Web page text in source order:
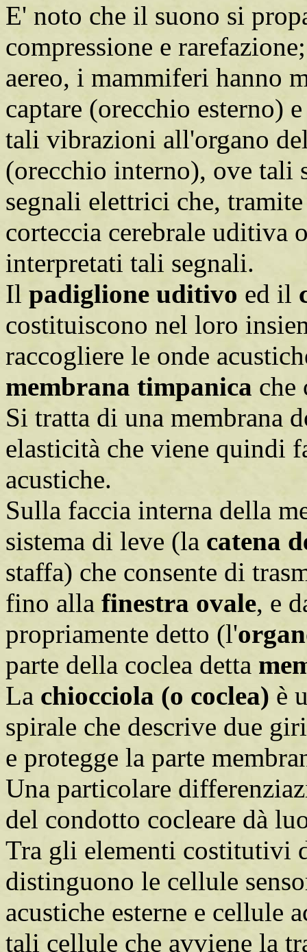
E' noto che il suono si
compressione e
aereo, i mammiferi hanno
captare (orecchio esterno)
tali vibrazioni all'organo
(orecchio interno), ove tali
segnali elettrici che,
corteccia cerebrale uditiva
interpretati tali segnali.
Il padiglione uditivo ed il
costituiscono nel loro
raccogliere le onde
membrana timpanica che
Si tratta di una membrana
elasticità che viene quindi
acustiche.
Sulla faccia interna della
sistema di leve (la catena
staffa) che consente di
fino alla finestra ovale, e
propriamente detto (l'
parte della coclea detta
La chiocciola (o coclea) è
spirale che descrive due
e protegge la parte
Una particolare
del condotto cocleare dà
Tra gli elementi costitutivi
distinguono le cellule
acustiche esterne e cellule
tali cellule che avviene la